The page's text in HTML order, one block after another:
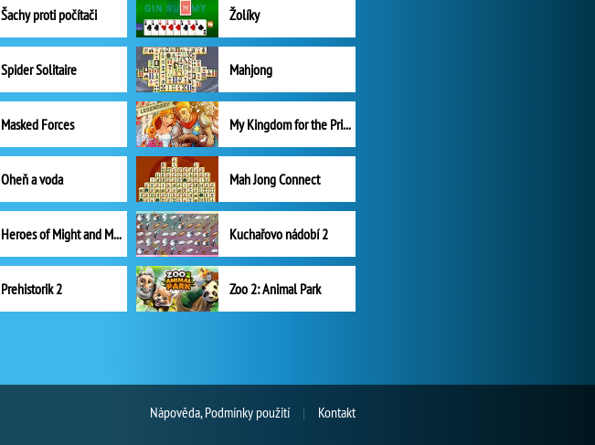
Šachy proti počítači Žolíky
Spider Solitaire Mahjong
Masked Forces My Kingdom for the Princess Plná verze
Oheň a voda Mah Jong Connect
Heroes of Might and Magic II Kuchařovo nádobí 2
Prehistorik 2 Zoo 2: Animal Park
Nápověda, Podmínky použití Kontakt